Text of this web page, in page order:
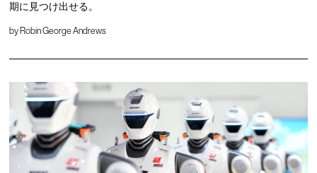
期に見つけ出せる。
by Robin George Andrews